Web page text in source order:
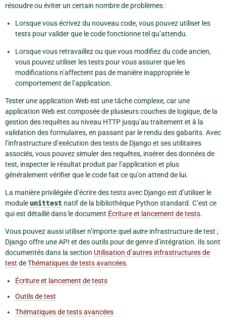
résoudre ou éviter un certain nombre de problèmes :
Lorsque vous écrivez du nouveau code, vous pouvez utiliser les
tests pour valider que le code fonctionne tel qu’attendu.
Lorsque vous retravaillez ou que vous modifiez du code ancien,
vous pouvez utiliser les tests pour vous assurer que les
modifications n’affectent pas de manière inappropriée le
comportement de l’application.
Tester une application Web est une tâche complexe, car une
application Web est composée de plusieurs couches de logique, de la
gestion des requêtes au niveau HTTP jusqu’au traitement et à la
validation des formulaires, en passant par le rendu des gabarits. Avec
l’infrastructure d’exécution des tests de Django et ses utilitaires
associés, vous pouvez simuler des requêtes, insérer des données de
test, inspecter le résultat produit par l’application et plus
généralement vérifier que le code fait ce qu’on attend de lui.
La manière privilégiée d’écrire des tests avec Django est d’utiliser le
module unittest natif de la bibliothèque Python standard. C’est ce
qui est détaillé dans le document Écriture et lancement de tests.
Vous pouvez aussi utiliser n’importe quelautre infrastructure de test ;
Django offre une API et des outils pour de genre d’intégration. Ils sont
documentés dans la section Utilisation d’autres infrastructures de
test deThématiques de tests avancées.
Écriture et lancement de tests
Outils de test
Thématiques de tests avancées